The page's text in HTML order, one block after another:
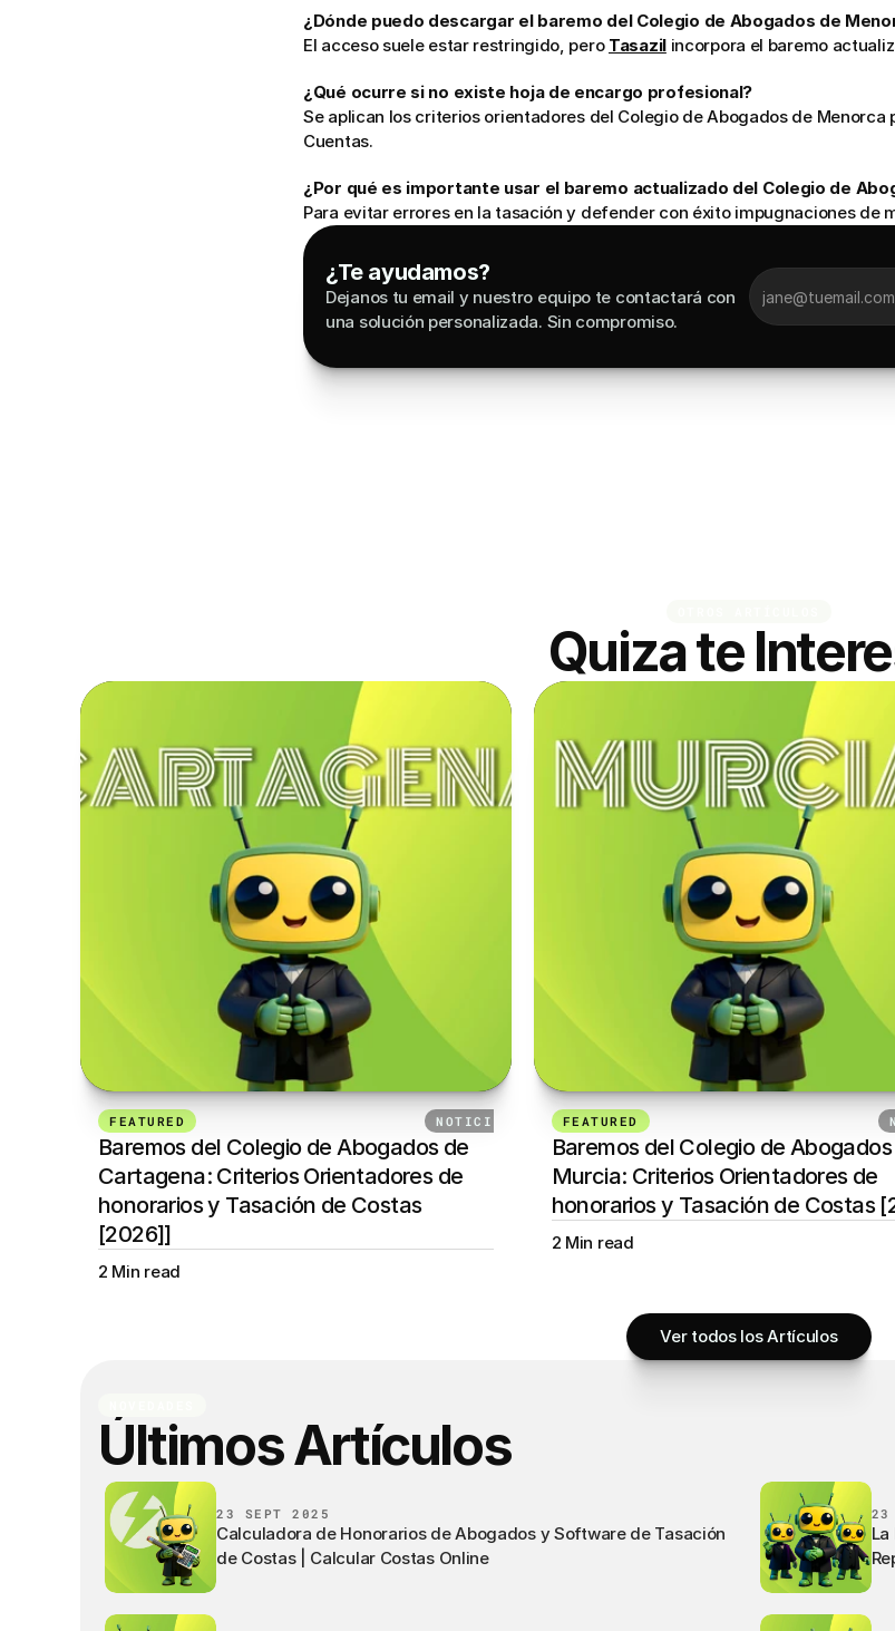
¿Dónde puedo descargar el baremo del Colegio de Abogados de
El acceso suele estar restringido, pero Tasazil incorpora el baremo
¿Qué ocurre si no existe hoja de encargo profesional?
Se aplican los criterios orientadores del Colegio de Abogados de
Cuentas.
¿Por qué es importante usar el baremo actualizado del Colegio de
Para evitar errores en la tasación y defender con éxito impugnaciones de
¿Te ayudamos?
Dejanos tu email y nuestro equipo te contactará con
una solución personalizada. Sin compromiso.
Quiza te
FEATURED 24 DE SEPTIEMBRE DE 2025 NOTICIAS
Baremos del Colegio de Abogados de
Cartagena: Criterios Orientadores de
honorarios y Tasación de Costas
[2026]]
2 Min read
FEATURED
Baremos del Colegio de
Murcia: Criterios Orientadores de
honorarios y Tasación de Costas
2 Min read
Ver todos los Artículos
Últimos Artículos
23 SEPT 2025
Calculadora de Honorarios de Abogados y Software de Tasación
de Costas | Calcular Costas Online
23